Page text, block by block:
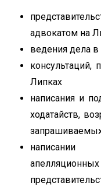
адвокатом на
ведения дела
консультаций,
Липках
написания и
ходатайств,